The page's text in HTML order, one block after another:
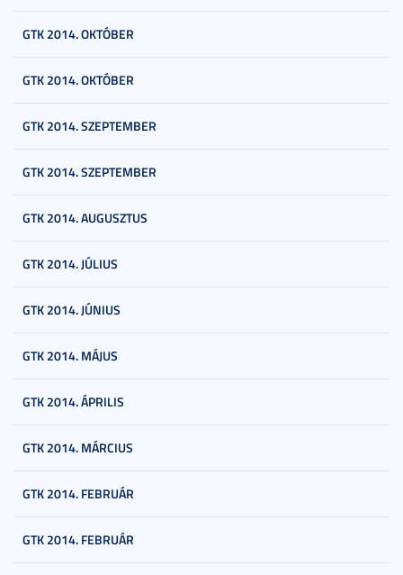
GTK 2014. OKTÓBER
GTK 2014. OKTÓBER
GTK 2014. SZEPTEMBER
GTK 2014. SZEPTEMBER
GTK 2014. AUGUSZTUS
GTK 2014. JÚLIUS
GTK 2014. JÚNIUS
GTK 2014. MÁJUS
GTK 2014. ÁPRILIS
GTK 2014. MÁRCIUS
GTK 2014. FEBRUÁR
GTK 2014. FEBRUÁR